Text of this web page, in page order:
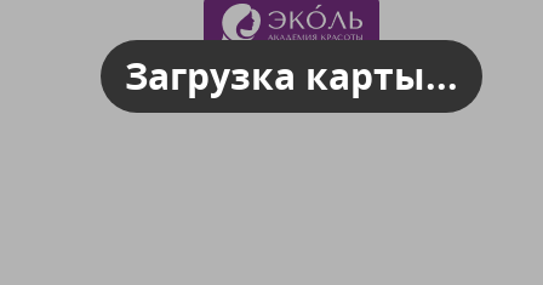
Загрузка карты...